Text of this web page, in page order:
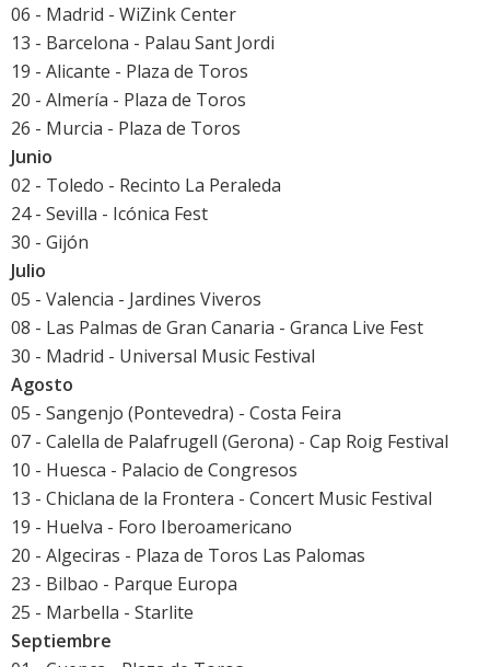
06 - Madrid - WiZink Center
13 - Barcelona - Palau Sant Jordi
19 - Alicante - Plaza de Toros
20 - Almería - Plaza de Toros
26 - Murcia - Plaza de Toros
Junio
02 - Toledo - Recinto La Peraleda
24 - Sevilla - Icónica Fest
30 - Gijón
Julio
05 - Valencia - Jardines Viveros
08 - Las Palmas de Gran Canaria - Granca Live Fest
30 - Madrid - Universal Music Festival
Agosto
05 - Sangenjo (Pontevedra) - Costa Feira
07 - Calella de Palafrugell (Gerona) - Cap Roig Festival
10 - Huesca - Palacio de Congresos
13 - Chiclana de la Frontera - Concert Music Festival
19 - Huelva - Foro Iberoamericano
20 - Algeciras - Plaza de Toros Las Palomas
23 - Bilbao - Parque Europa
25 - Marbella - Starlite
Septiembre